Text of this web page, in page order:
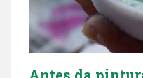
Antes da